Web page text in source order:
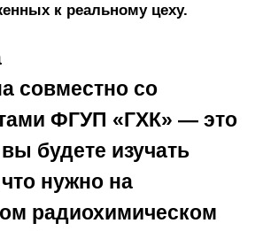
к реальному цеху.
совместно со
ФГУП «ГХК» — это
вы будете изучать
нужно на
радиохимическом